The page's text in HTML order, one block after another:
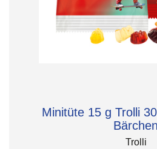
Minitüte 15 g Trolli
Bärchen
Trolli